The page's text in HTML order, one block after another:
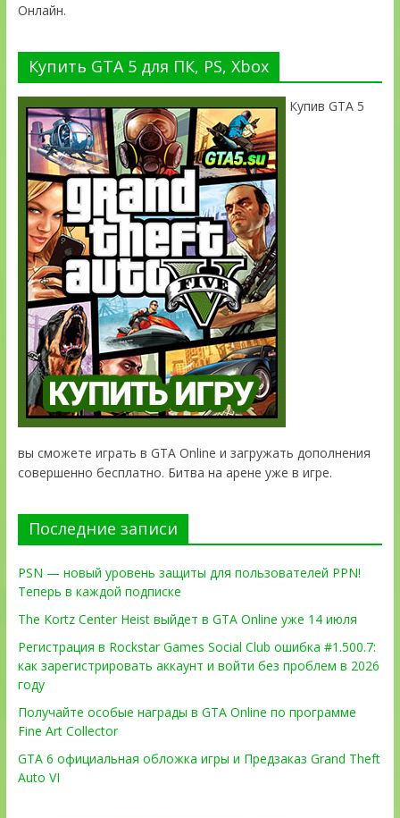
Онлайн.
Купить GTA 5 для ПК, PS, Xbox
Купив GTA 5
вы сможете играть в GTA Online и загружать дополнения
совершенно бесплатно. Битва на арене уже в игре.
Последние записи
PSN — новый уровень защиты для пользователей PPN!
Теперь в каждой подписке
The Kortz Center Heist выйдет в GTA Online уже 14 июля
Регистрация в Rockstar Games Social Club ошибка #1.500.7:
как зарегистрировать аккаунт и войти без проблем в 2026
году
Получайте особые награды в GTA Online по программе
Fine Art Collector
GTA 6 официальная обложка игры и Предзаказ Grand Theft
Auto VI